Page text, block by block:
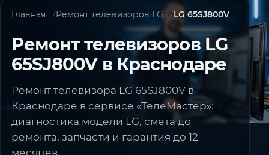
Главная Ремонт телевизоров LG LG 65SJ800V
Ремонт телевизоров LG
65SJ800V в Краснодаре
Ремонт телевизора LG 65SJ800V в
Краснодаре в сервисе «ТелеМастер»:
диагностика модели LG, смета до
ремонта, запчасти и гарантия до 12